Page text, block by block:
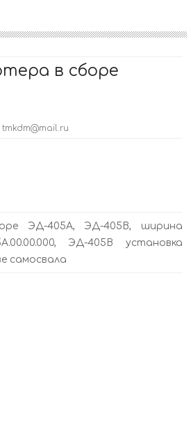
в сборе
ЭД-405А, ЭД-405В, ширина
ЭД-405В установка
самосвала